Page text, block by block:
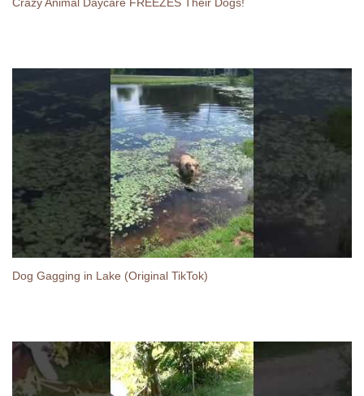
Dog Gagging in Lake (Original TikTok)